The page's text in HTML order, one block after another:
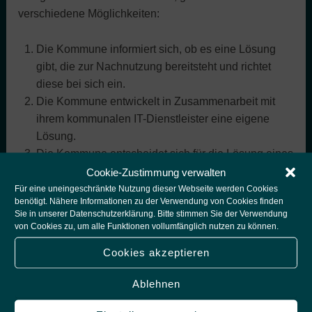
Cookie-Zustimmung verwalten
Für eine uneingeschränkte Nutzung dieser Webseite werden Cookies
benötigt. Nähere Informationen zu der Verwendung von Cookies finden
Sie in unserer Datenschutzerklärung . Bitte stimmen Sie der Verwendung
von Cookies zu, um alle Funktionen vollumfänglich nutzen zu können.
Cookies akzeptieren
Ablehnen
verschiedene Möglichkeiten:
Die Kommune informiert sich, ob es eine Lösung
gibt, die zur Nachnutzung bereitsteht und richtet
diese bei sich ein.
Die Kommune entwickelt in Zusammenarbeit mit
ihrem kommunalen IT-Dienstleister eine eigene
Lösung.
Die Kommune entscheidet sich für die Lösung eines
spezialisierten Anbieters.
Möglichkeit (1)hat auf den ersten Blick gewisse
Vorteile. Andere Kommunen nutzen denselben Dienst,
die Einbindung ins System ist gesichert. Vorerst
entstehen wenige oder keine Kosten. Probleme bei